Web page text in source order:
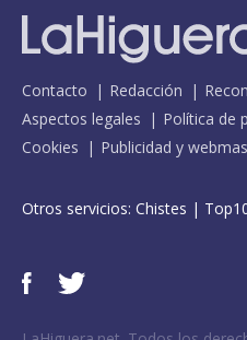
Contacto Redacción
Aspectos legales
Política de
Cookies
Publicidad y
Otros servicios: Chistes |